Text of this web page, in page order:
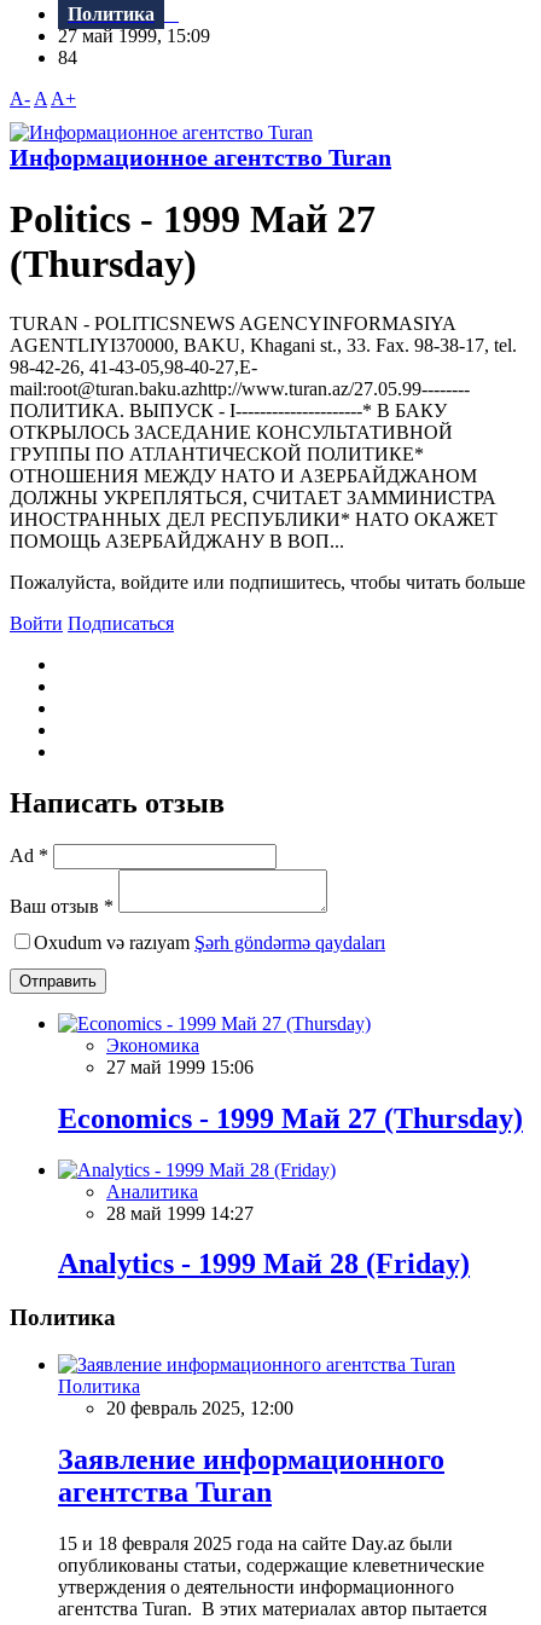
Политика
27 май 1999, 15:09
84
A- A A+
Информационное агентство Turan
Politics - 1999 Май 27
(Thursday)
TURAN - РOLITICSNEWS AGENCYINFORMASIYA
AGENTLIYI370000, BAKU, Khagani st., 33. Fax. 98-38-17, tel.
98-42-26, 41-43-05,98-40-27,E-
mail:root@turan.baku.azhttр://www.turan.az/27.05.99--------
ПОЛИТИКА. ВЫПУСК - I---------------------* В БАКУ
ОТКРЫЛОСЬ ЗАСЕДАHИЕ КОHСУЛЬТАТИВHОЙ
ГРУППЫ ПО АТЛАHТИЧЕСКОЙ ПОЛИТИКЕ*
ОТHОШЕHИЯ МЕЖДУ HАТО И АЗЕРБАЙДЖАHОМ
ДОЛЖHЫ УКРЕПЛЯТЬСЯ, СЧИТАЕТ ЗАММИHИСТРА
ИHОСТРАHHЫХ ДЕЛ РЕСПУБЛИКИ* HАТО ОКАЖЕТ
ПОМОЩЬ АЗЕРБАЙДЖАHУ В ВОП...
Пожалуйста, войдите или подпишитесь, чтобы читать больше
Войти Подписаться
Написать отзыв
Ad *
Ваш отзыв *
Oxudum və razıyam Şərh göndərmə qaydaları
Отправить
Экономика
27 май 1999 15:06
Economics - 1999 Май 27 (Thursday)
Аналитика
28 май 1999 14:27
Analytics - 1999 Май 28 (Friday)
Политика
Политика
20 февраль 2025, 12:00
Заявление информационного
агентства Turan
15 и 18 февраля 2025 года на сайте Day.az были
опубликованы статьи, содержащие клеветнические
утверждения о деятельности информационного
агентства Turan. В этих материалах автор пытается